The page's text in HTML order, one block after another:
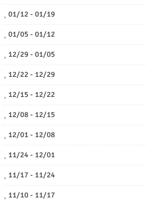
01/12 - 01/19
01/05 - 01/12
12/29 - 01/05
12/22 - 12/29
12/15 - 12/22
12/08 - 12/15
12/01 - 12/08
11/24 - 12/01
11/17 - 11/24
11/10 - 11/17